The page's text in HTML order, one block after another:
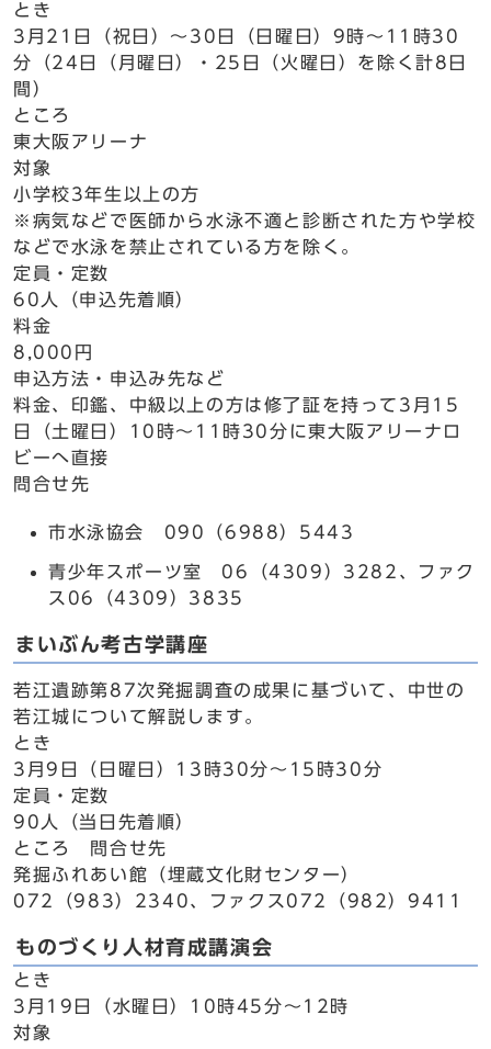
とき
3月21日（祝日）～30日（日曜日）9時～11時30
分（24日（月曜日）・25日（火曜日）を除く計8日
間）
ところ
東大阪アリーナ
対象
小学校3年生以上の方
※病気などで医師から水泳不適と診断された方や学校
などで水泳を禁止されている方を除く。
定員・定数
60人（申込先着順）
料金
8,000円
申込方法・申込み先など
料金、印鑑、中級以上の方は修了証を持って3月15
日（土曜日）10時～11時30分に東大阪アリーナロ
ビーへ直接
問合せ先
市水泳協会 090（6988）5443
青少年スポーツ室 06（4309）3282、ファク
ス06（4309）3835
まいぶん考古学講座
若江遺跡第87次発掘調査の成果に基づいて、中世の
若江城について解説します。
とき
3月9日（日曜日）13時30分～15時30分
定員・定数
90人（当日先着順）
ところ 問合せ先
発掘ふれあい館（埋蔵文化財センター）
072（983）2340、ファクス072（982）9411
ものづくり人材育成講演会
とき
3月19日（水曜日）10時45分～12時
対象